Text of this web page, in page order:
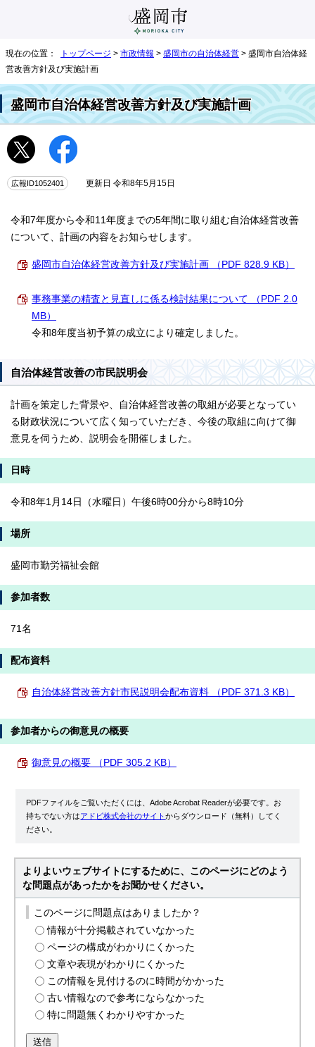
現在の位置： トップページ > 市政情報 > 盛岡市の自治体経営 > 盛岡市自治体経
営改善方針及び実施計画
盛岡市自治体経営改善方針及び実施計画
広報ID1052401 更新日 令和8年5月15日
令和7年度から令和11年度までの5年間に取り組む自治体経営改善
について、計画の内容をお知らせします。
盛岡市自治体経営改善方針及び実施計画 （PDF 828.9 KB）
事務事業の精査と見直しに係る検討結果について （PDF 2.0
MB）
令和8年度当初予算の成立により確定しました。
自治体経営改善の市民説明会
計画を策定した背景や、自治体経営改善の取組が必要となってい
る財政状況について広く知っていただき、今後の取組に向けて御
意見を伺うため、説明会を開催しました。
日時
令和8年1月14日（水曜日）午後6時00分から8時10分
場所
盛岡市勤労福祉会館
参加者数
71名
配布資料
自治体経営改善方針市民説明会配布資料 （PDF 371.3 KB）
参加者からの御意見の概要
御意見の概要 （PDF 305.2 KB）
PDFファイルをご覧いただくには、Adobe Acrobat Readerが必要です。お
持ちでない方はアドビ株式会社のサイトからダウンロード（無料）してく
ださい。
よりよいウェブサイトにするために、このページにどのよう
な問題点があったかをお聞かせください。
このページに問題点はありましたか？
情報が十分掲載されていなかった
ページの構成がわかりにくかった
文章や表現がわかりにくかった
この情報を見付けるのに時間がかかった
古い情報なので参考にならなかった
特に問題無くわかりやすかった
送信